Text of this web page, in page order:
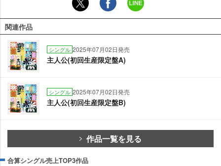
関連作品
シングル 2025年07月02日発売
主人公(初回生産限定盤A)
シングル 2025年07月02日発売
主人公(初回生産限定盤B)
作品一覧を見る
合算シングル売上TOP3作品